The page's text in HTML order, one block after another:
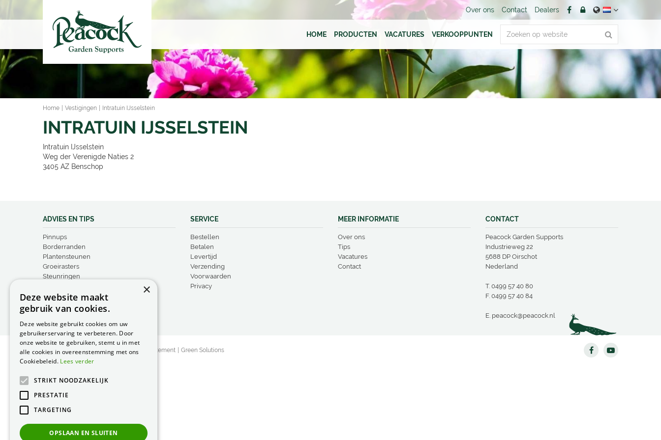
Home Vestigingen Intratuin IJsselstein
Over ons Contact Dealers
HOME PRODUCTEN VACATURES VERKOOPPUNTEN
INTRATUIN IJSSELSTEIN
Intratuin IJsselstein
Weg der Verenigde Naties 2
3405 AZ Benschop
ADVIES EN TIPS
Pinnups
Borderranden
Plantensteunen
Groeirasters
Steunringen
SERVICE
Bestellen
Betalen
Levertijd
Verzending
Voorwaarden
Privacy
MEER INFORMATIE
Over ons
Tips
Vacatures
Contact
CONTACT
Peacock Garden Supports
Industrieweg 22
5688 DP Oirschot
Nederland
T. 0499 57 40 80
F. 0499 57 40 84
E. peacock@peacock.nl
© Peacock Garden Supports Privacy Statement Green Solutions
×
Deze website maakt
gebruik van cookies.
Deze website gebruikt cookies om uw
gebruikerservaring te verbeteren. Door
onze website te gebruiken, stemt u in met
alle cookies in overeenstemming met ons
Cookiebeleid. Lees verder
STRIKT NOODZAKELIJK
PRESTATIE
TARGETING
OPSLAAN EN SLUITEN